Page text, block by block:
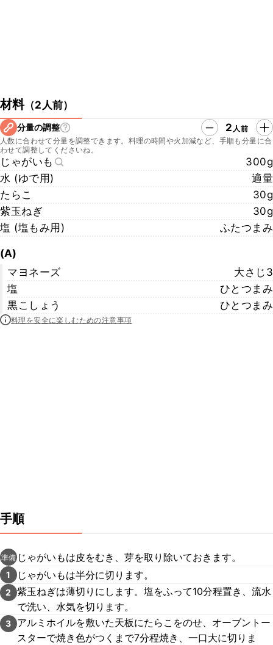
材料（2人前）
分量の調整 2 人前
人数に合わせて分量を調整できます。料理の時間や火加減など、手順も分量に合
わせて調整してくださいね。
じゃがいも
300g
水 (ゆで用)
適量
たらこ
30g
紫玉ねぎ
30g
塩 (塩もみ用)
ふたつまみ
(A)
マヨネーズ
大さじ3
塩
ひとつまみ
黒こしょう
ひとつまみ
料理を安全に楽しむための注意事項
手順
準備 じゃがいもは皮をむき、芽を取り除いておきます。
1 じゃがいもは半分に切ります。
2
紫玉ねぎは薄切りにします。塩をふって10分程置き、流水
で洗い、水気を切ります。
3
アルミホイルを敷いた天板にたらこをのせ、オーブントー
スターで焼き色がつくまで7分程焼き、一口大に切りま